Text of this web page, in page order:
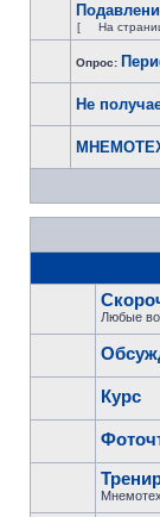
[ На
Опрос:
Не
Любые
Курс